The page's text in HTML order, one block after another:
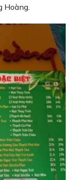
Hoàng.